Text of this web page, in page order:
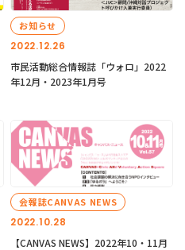
2022.12.26
お知らせ
市民活動総合情報誌「ウォロ」2022
年12月・2023年1月号
2022.10.28
会報誌CANVAS NEWS
【CANVAS NEWS】2022年10・11月